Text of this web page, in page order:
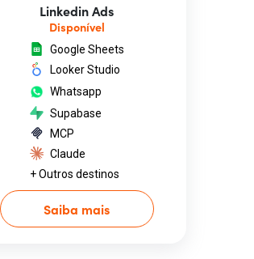
Linkedin Ads
Disponível
Google Sheets
Looker Studio
Whatsapp
Supabase
MCP
Claude
+ Outros destinos
Saiba mais